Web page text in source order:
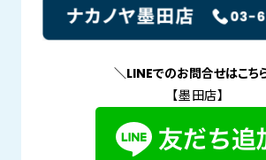
＼LINEでのお問合せはこち
【墨田店】